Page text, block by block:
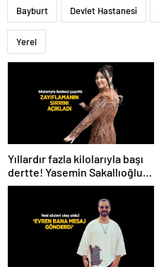
Bayburt Devlet Hastanesi
Yerel
Yıllardır fazla kilolarıyla başı
dertte! Yasemin Sakallıoğlu
zayıflamasının sırrını açıkladı